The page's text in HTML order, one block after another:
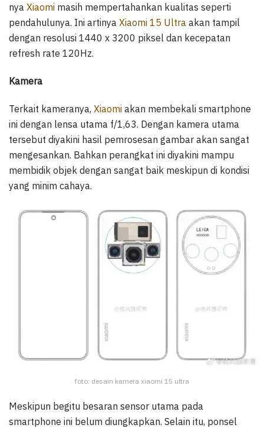
nya Xiaomi masih mempertahankan kualitas seperti
pendahulunya. Ini artinya Xiaomi 15 Ultra akan tampil
dengan resolusi 1440 x 3200 piksel dan kecepatan
refresh rate 120Hz.
Kamera
Terkait kameranya, Xiaomi akan membekali smartphone
ini dengan lensa utama f/1,63. Dengan kamera utama
tersebut diyakini hasil pemrosesan gambar akan sangat
mengesankan. Bahkan perangkat ini diyakini mampu
membidik objek dengan sangat baik meskipun di kondisi
yang minim cahaya.
foto: desain kamera xiaomi 15 ultra
Meskipun begitu besaran sensor utama pada
smartphone ini belum diungkapkan. Selain itu, ponsel